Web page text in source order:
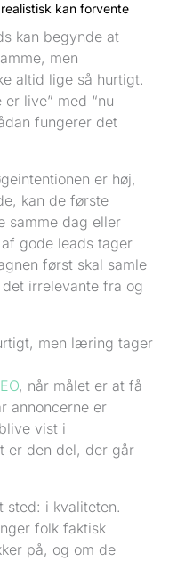
kan forvente
kan begynde at
men
altid lige så hurtigt.
live” med “nu
fungerer det
er høj,
kan de første
samme dag eller
gode leads tager
først skal samle
irrelevante fra og
men læring tager
, når målet er at få
annoncerne er
vist i
er den del, der går
sted: i kvaliteten.
folk faktisk
på, og om de